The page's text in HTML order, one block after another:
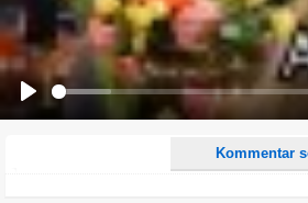
Play
Kommentar
Alle HTML-Tags außer <br>, <strike> und <i> werden
URLs werden automatisch umgewandelt. Bitte
Ich möchte eine E-Mail, wenn zu meinem
Ich möchte eine E-Mail, wenn auf dieser Seite